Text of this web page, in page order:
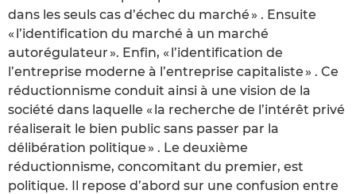
dans les seuls cas d’échec du marché » . Ensuite
« l’identification du marché à un marché
autorégulateur ». Enfin, « l’identification de
l’entreprise moderne à l’entreprise capitaliste » . Ce
réductionnisme conduit ainsi à une vision de la
société dans laquelle « la recherche de l’intérêt privé
réaliserait le bien public sans passer par la
délibération politique » . Le deuxième
réductionnisme, concomitant du premier, est
politique. Il repose d’abord sur une confusion entre